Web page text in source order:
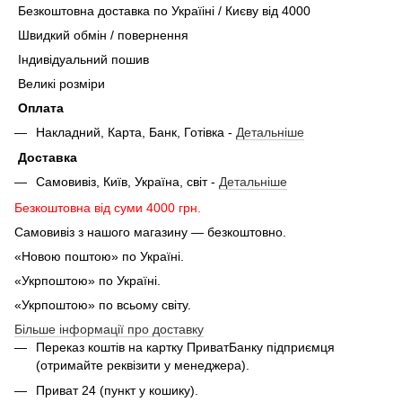
Безкоштовна доставка по Україіні / Києву від 4000
Швидкий обмін / повернення
Індивідуальний пошив
Великі розміри
Оплата
Накладний, Карта, Банк, Готівка - Детальніше
Доставка
Самовивіз, Київ, Україна, світ - Детальніше
Безкоштовна від суми 4000 грн.
Самовивіз з нашого магазину — безкоштовно.
«Новою поштою» по Україні.
«Укрпоштою» по Україні.
«Укрпоштою» по всьому світу.
Більше інформації про доставку
Переказ коштів на картку ПриватБанку підприємця
(отримайте реквізити у менеджера).
Приват 24 (пункт у кошику).